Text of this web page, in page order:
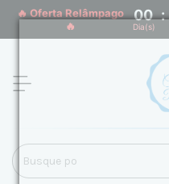
🔥 Oferta Relâmpago
🔥
00 :
Dia(s)